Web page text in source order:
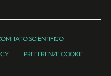
SCIENTIFICO
PREFERENZE COOKIE